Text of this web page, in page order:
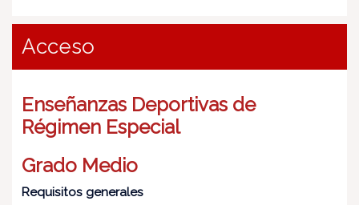
Acceso
Enseñanzas Deportivas de
Régimen Especial
Grado Medio
Requisitos generales